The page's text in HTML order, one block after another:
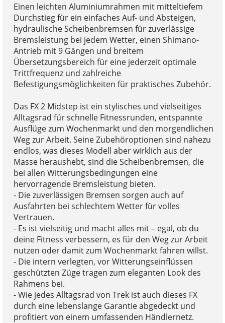
Einen leichten Aluminiumrahmen mit mitteltiefem
Durchstieg für ein einfaches Auf- und Absteigen,
hydraulische Scheibenbremsen für zuverlässige
Bremsleistung bei jedem Wetter, einen Shimano-
Antrieb mit 9 Gängen und breitem
Übersetzungsbereich für eine jederzeit optimale
Trittfrequenz und zahlreiche
Befestigungsmöglichkeiten für praktisches Zubehör.
Das FX 2 Midstep ist ein stylisches und vielseitiges
Alltagsrad für schnelle Fitnessrunden, entspannte
Ausflüge zum Wochenmarkt und den morgendlichen
Weg zur Arbeit. Seine Zubehöroptionen sind nahezu
endlos, was dieses Modell aber wirklich aus der
Masse heraushebt, sind die Scheibenbremsen, die
bei allen Witterungsbedingungen eine
hervorragende Bremsleistung bieten.
- Die zuverlässigen Bremsen sorgen auch auf
Ausfahrten bei schlechtem Wetter für volles
Vertrauen.
- Es ist vielseitig und macht alles mit – egal, ob du
deine Fitness verbessern, es für den Weg zur Arbeit
nutzen oder damit zum Wochenmarkt fahren willst.
- Die intern verlegten, vor Witterungseinflüssen
geschützten Züge tragen zum eleganten Look des
Rahmens bei.
- Wie jedes Alltagsrad von Trek ist auch dieses FX
durch eine lebenslange Garantie abgedeckt und
profitiert von einem umfassenden Händlernetz.